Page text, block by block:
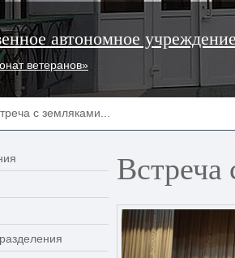
автономное
ветеранов»
с земляками...
Встреча